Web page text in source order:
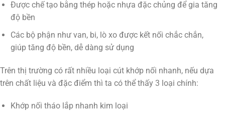
Được chế tạo bằng thép hoặc nhựa đặc chủng để gia tăng
độ bền
Các bộ phận như van, bi, lò xo được kết nối chắc chắn,
giúp tăng độ bền, dễ dàng sử dụng
Trên thị trường có rất nhiều loại cút khớp nối nhanh, nếu dựa
trên chất liệu và đặc điểm thì ta có thể thấy 3 loại chính:
Khớp nối tháo lắp nhanh kim loại